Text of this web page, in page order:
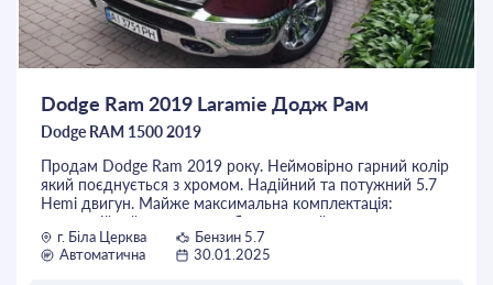
Dodge Ram 2019 Laramie Додж Рам
Dodge RAM 1500 2019
Продам Dodge Ram 2019 року. Неймовірно гарний колір
який поєднується з хромом. Надійний та потужний 5.7
Hemi двигун. Майже максимальна комплектація:
дистанційний запуск авто, безключовий доступ, кнопка
старт, датчики мертвих зон, двух-зонний клімат, підігрів
та вентиляція сидінь, підігрів керма, передні та задні
г. Біла Церква
Бензин 5.7
Автоматична
30.01.2025